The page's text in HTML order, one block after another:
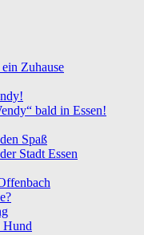
Zuhause
bald in Essen!
Spaß
Stadt Essen
Hund